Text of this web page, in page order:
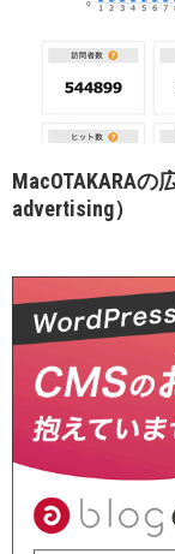
MacOTAKARAの
advertising）